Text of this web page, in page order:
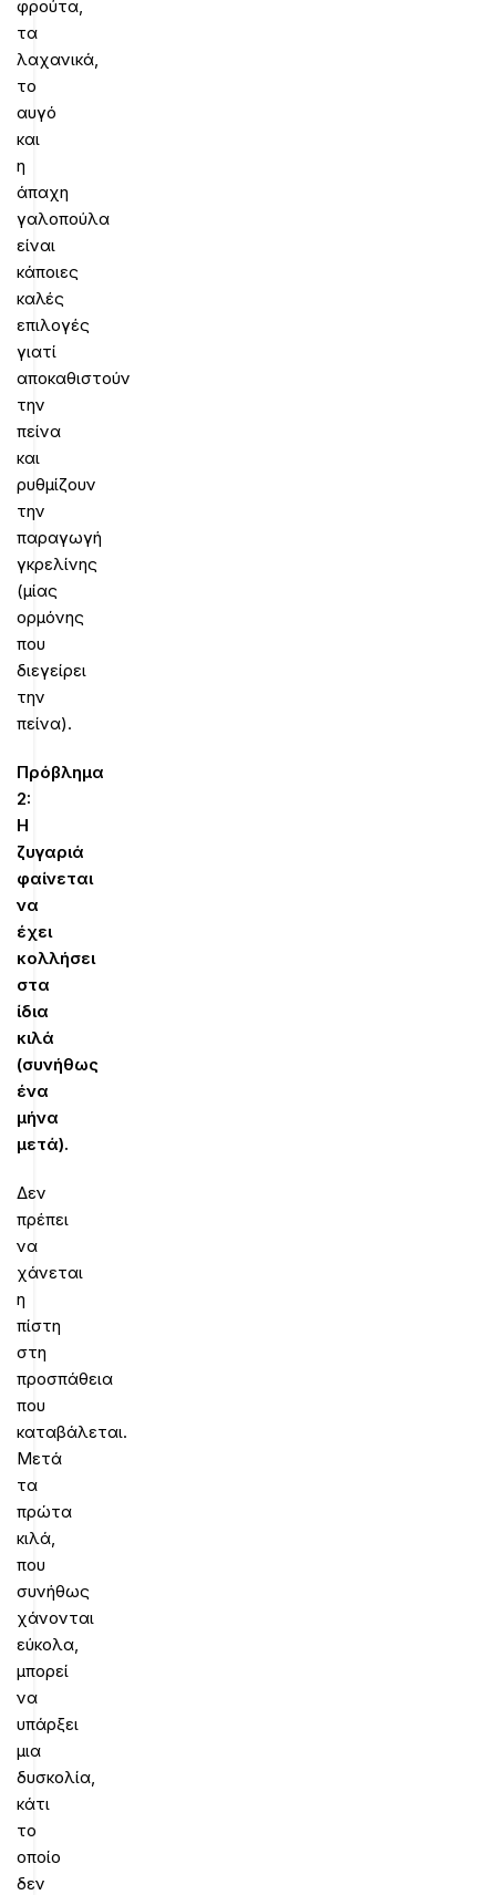
φρούτα,
τα
λαχανικά,
το
αυγό
και
η
άπαχη
γαλοπούλα
είναι
κάποιες
καλές
επιλογές
γιατί
αποκαθιστούν
την
πείνα
και
ρυθμίζουν
την
παραγωγή
γκρελίνης
(μίας
ορμόνης
που
διεγείρει
την
πείνα).
Πρόβλημα
2:
Η
ζυγαριά
φαίνεται
να
έχει
κολλήσει
στα
ίδια
κιλά
(συνήθως
ένα
μήνα
μετά).
Δεν
πρέπει
να
χάνεται
η
πίστη
στη
προσπάθεια
που
καταβάλεται.
Μετά
τα
πρώτα
κιλά,
που
συνήθως
χάνονται
εύκολα,
μπορεί
να
υπάρξει
μια
δυσκολία,
κάτι
το
οποίο
δεν